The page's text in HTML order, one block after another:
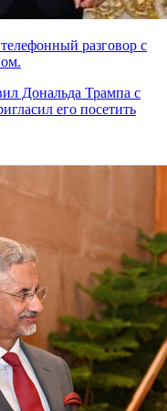
разговор с
Дональда Трампа с
его посетить